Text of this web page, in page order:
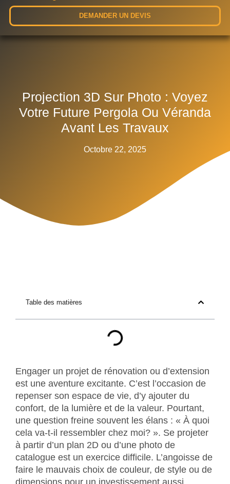
DEMANDER UN DEVIS
Projection 3D Sur Photo : Voyez
Votre Future Pergola Ou Véranda
Avant Les Travaux
Octobre 22, 2025
Table des matières
Engager un projet de rénovation ou d’extension
est une aventure excitante. C’est l’occasion de
repenser son espace de vie, d’y ajouter du
confort, de la lumière et de la valeur. Pourtant,
une question freine souvent les élans : « À quoi
cela va-t-il ressembler chez moi? ». Se projeter
à partir d’un plan 2D ou d’une photo de
catalogue est un exercice difficile. L’angoisse de
faire le mauvais choix de couleur, de style ou de
dimensions pour un investissement aussi